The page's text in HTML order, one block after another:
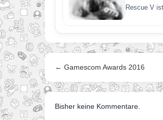
Rescue V
← Gamescom Awards 2016
Bisher keine Kommentare.